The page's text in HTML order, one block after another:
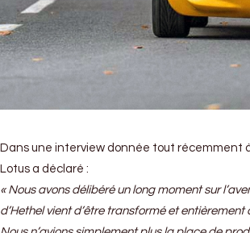
Dans une interview donnée tout récemment
Lotus a déclaré :
« Nous avons délibéré un long moment sur
d’Hethel vient d’être transformé et entièrement